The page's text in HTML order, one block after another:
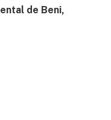
de Beni,